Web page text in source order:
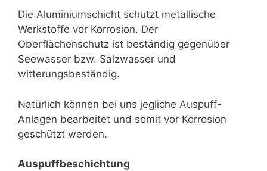
Die Aluminiumschicht schützt metallische
Werkstoffe vor Korrosion. Der
Oberflächenschutz ist beständig gegenüber
Seewasser bzw. Salzwasser und
witterungsbeständig.
Natürlich können bei uns jegliche Auspuff-
Anlagen bearbeitet und somit vor Korrosion
geschützt werden.
Auspuffbeschichtung